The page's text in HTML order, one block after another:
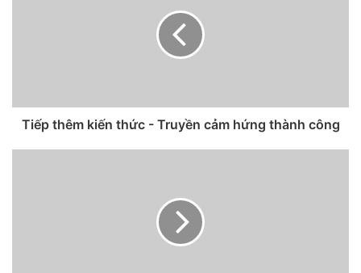
Không áp dùng đồng thời với khuyến mãi khác.
Áp dụng tối đa 5 món và 5 món phải khác nhau trên 1
hơn! Nhanh tay quẹo lựa những món đồ mình đang cần TẠI
Tiếp thêm kiến thức - Truyền cảm hứng thành công